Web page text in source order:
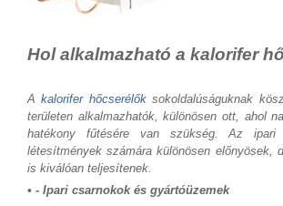
Hol alkalmazható a kalorifer
Akalorifer hőcserélőksokoldalúságuknak
területen alkalmazhatók, különösen ott, ahol
hatékony fűtésére van szükség. Az ipari
létesítmények számára különösen előnyösek,
is kiválóan teljesítenek.
• - Ipari csarnokok és gyártóüzemek